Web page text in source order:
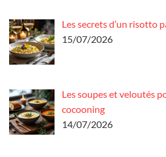
Les secrets d’un risotto
15/07/2026
Les soupes et veloutés
cocooning
14/07/2026